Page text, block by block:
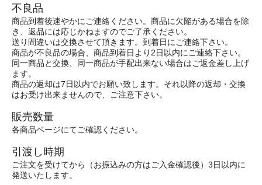
不良品
商品到着後速やかにご連絡ください。商品に欠陥がある場合を除
き、返品には応じかねますのでご了承ください。
送り間違いは交換させて頂きます。到着日にご連絡下さい。
商品が不良品の場合、商品到着日より2日以内にご連絡下さい。
同一商品と交換、同一商品が手配出来ない場合はご返金差し上げ
ます。
商品の返却は7日以内でお願い致します。それ以降の返却・交換
はお受け出来ませんので、ご注意下さい。
販売数量
各商品ページにてご確認ください。
引渡し時期
ご注文を受けてから（お振込みの方はご入金確認後）3日以内に
発送いたします。